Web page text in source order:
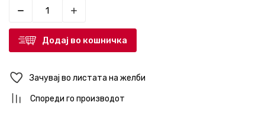
Додај во кошничка
Зачувај во листата на желби
Спореди го производот